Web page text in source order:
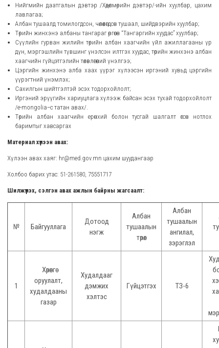
Нийгмийн даатгалын дэвтэр /Хөдөлмөрийн дэвтэр/-ийн хуулбар, цахим
лавлагаа;
Албан тушаалд томилогдсон, чөлөөлөгдсөн тушаал, шийдвэрийн хуулбар;
Төрийн жинхэнэ албаны тангараг өргөсөн “Тангаргийн хуудас” хуулбар;
Сүүлийн гурван жилийн төрийн албан хаагчийн үйл ажиллагааны үр
дүн, мэргэшлийн түвшинг үнэлсэн илтгэх хуудас, төрийн жинхэнэ албан
хаагчийн гүйцэтгэлийн төлөвлөгөөний үнэлгээ;
Цэргийн жинхэнэ алба хаах үүрэг хүлээсэн иргэний хувьд цэргийн
үүрэгтний үнэмлэх;
Сахилгын шийтгэлтэй эсэх тодорхойлолт;
Иргэний эрүүгийн хариуцлага хүлээж байсан эсэх тухай тодорхойлолт
/e-mongolia–с татан авах/.
Төрийн албан хаагчийн ерөнхий болон тусгай шалгалт өгсөн нотлох
баримтыг хавсаргах
Материал хүлээн авах:
Хүлээн авах хаяг: hr@med.gov.mn цахим шуудангаар
Холбоо барих утас: 51-261580, 75551717
Шилжүүлэх, сэлгэн авах ажлын байрны жагсаалт:
№ Байгууллага
Дотоод
нэгж
Албан
тушаалын
төрөл
Албан
тушаалын
ангилал,
зэрэглэл
1
Хөрөнгө
оруулалт,
худалдааны
газар
Худалдааг
дэмжих
хэлтэс
Гүйцэтгэх ТЗ-6